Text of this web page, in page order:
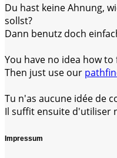
Du hast keine Ahnung,
sollst?
Dann benutz doch
You have no idea how
Then just use our
Tu n'as aucune idée de
Il suffit ensuite d'utiliser
Impressum